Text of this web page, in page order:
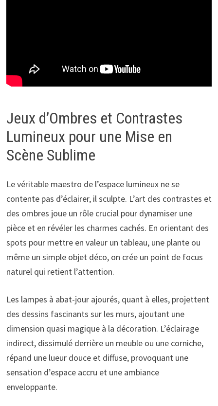
Jeux d’Ombres et Contrastes
Lumineux pour une Mise en
Scène Sublime
Le véritable maestro de l’espace lumineux ne se
contente pas d’éclairer, il sculpte. L’art des contrastes et
des ombres joue un rôle crucial pour dynamiser une
pièce et en révéler les charmes cachés. En orientant des
spots pour mettre en valeur un tableau, une plante ou
même un simple objet déco, on crée un point de focus
naturel qui retient l’attention.
Les lampes à abat-jour ajourés, quant à elles, projettent
des dessins fascinants sur les murs, ajoutant une
dimension quasi magique à la décoration. L’éclairage
indirect, dissimulé derrière un meuble ou une corniche,
répand une lueur douce et diffuse, provoquant une
sensation d’espace accru et une ambiance
enveloppante.